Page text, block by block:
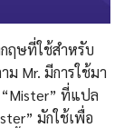
ฤษที่ใช้สำหรับ
ม Mr. มีการใช้มา
ที่แปล
มักใช้เพื่อ